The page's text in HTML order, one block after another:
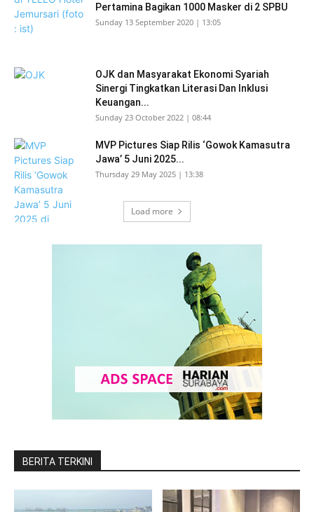
Pertamina Bagikan 1000 Masker di 2 SPBU
Sunday 13 September 2020 | 13:05
OJK dan Masyarakat Ekonomi Syariah
Sinergi Tingkatkan Literasi Dan Inklusi
Keuangan...
Sunday 23 October 2022 | 08:44
MVP Pictures Siap Rilis ‘Gowok Kamasutra
Jawa’ 5 Juni 2025...
Thursday 29 May 2025 | 13:38
Load more
BERITA TERKINI